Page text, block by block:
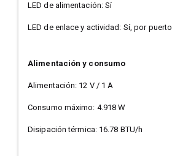
LED de alimentación: Sí
LED de enlace y actividad: Sí, por puerto
Alimentación y consumo
Alimentación: 12 V / 1 A
Consumo máximo: 4.918 W
Disipación térmica: 16.78 BTU/h